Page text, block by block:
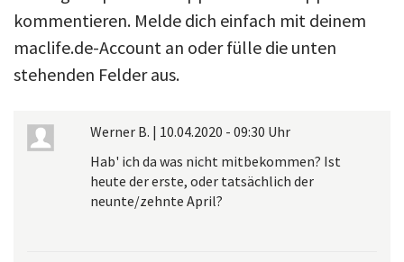
kommentieren. Melde dich einfach mit deinem
maclife.de-Account an oder fülle die unten
stehenden Felder aus.
Werner B. | 10.04.2020 - 09:30 Uhr
Hab' ich da was nicht mitbekommen? Ist
heute der erste, oder tatsächlich der
neunte/zehnte April?